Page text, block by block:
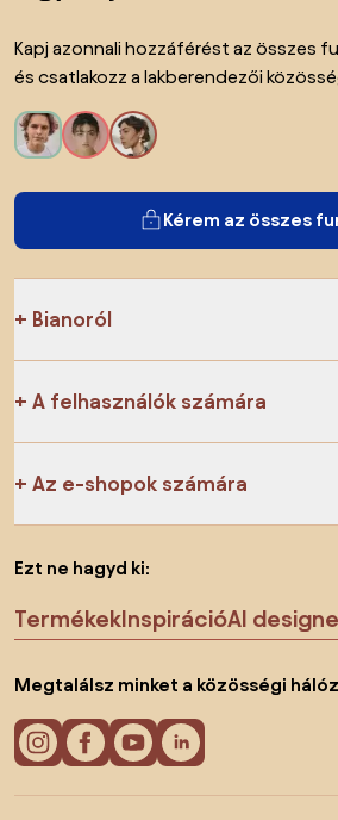
Kapj azonnali hozzáférést az összes
és csatlakozz a lakberendezői
Kérem az összes
Bianoról
A felhasználók számára
Az e-shopok számára
Ezt ne hagyd ki:
TermékekInspirációAI
Megtalálsz minket a közösségi